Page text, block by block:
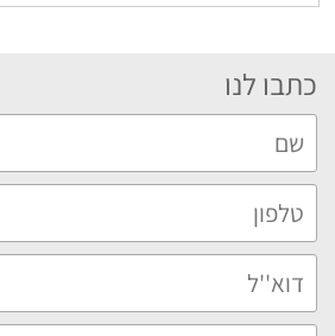
כתבו לנו